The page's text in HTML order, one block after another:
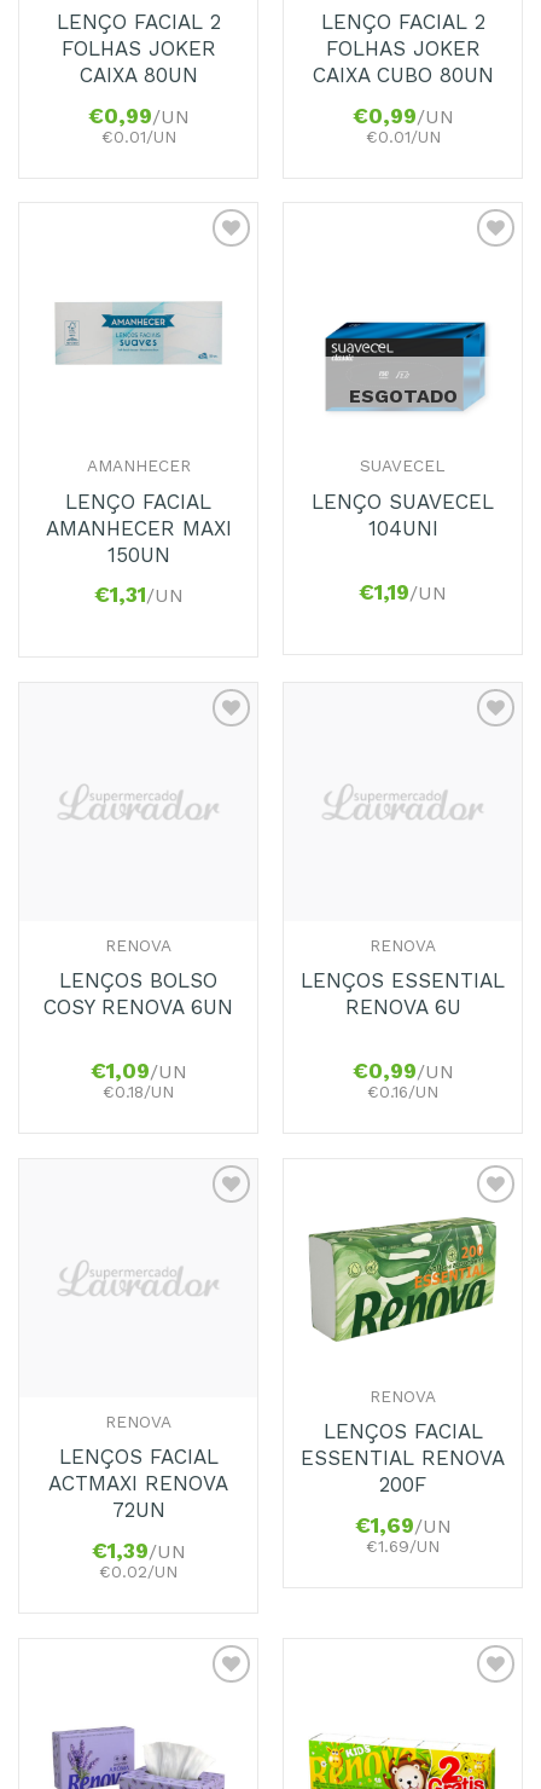
LENÇO FACIAL 2
FOLHAS JOKER
CAIXA 80UN
€0,99/UN
€0.01/UN
LENÇO FACIAL 2
FOLHAS JOKER
CAIXA CUBO 80UN
€0,99/UN
€0.01/UN
aos
Favoritos
AMANHECER
LENÇO FACIAL
AMANHECER MAXI
150UN
€1,31/UN
ESGOTADO
SUAVECEL
LENÇO SUAVECEL
104UNI
€1,19/UN
Favoritos
RENOVA
LENÇOS BOLSO
COSY RENOVA 6UN
€1,09/UN
€0.18/UN
Favoritos
RENOVA
LENÇOS ESSENTIAL
RENOVA 6U
€0,99/UN
€0.16/UN
Favoritos
RENOVA
LENÇOS FACIAL
ACTMAXI RENOVA
72UN
€1,39/UN
€0.02/UN
Adicionar
aos
Favoritos
RENOVA
LENÇOS FACIAL
ESSENTIAL RENOVA
200F
€1,69/UN
€1.69/UN
Favoritos
Favoritos